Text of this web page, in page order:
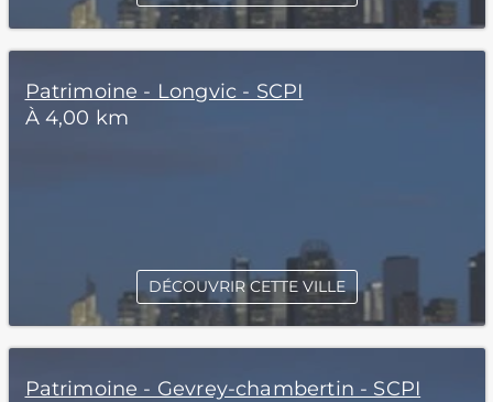
Patrimoine - Longvic - SCPI
À 4,00 km
DÉCOUVRIR CETTE VILLE
Patrimoine - Gevrey-chambertin - SCPI